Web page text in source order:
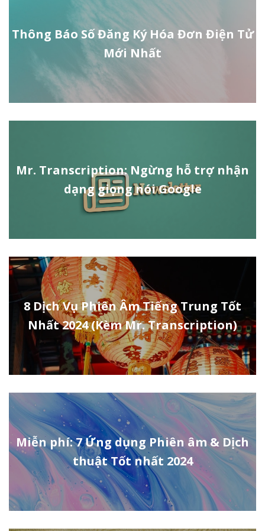
Thông Báo Số Đăng Ký Hóa Đơn Điện Tử
Mới Nhất
Mr. Transcription: Ngừng hỗ trợ nhận
dạng giọng nói Google
8 Dịch Vụ Phiên Âm Tiếng Trung Tốt
Nhất 2024 (Kèm Mr. Transcription)
Miễn phí: 7 Ứng dụng Phiên âm & Dịch
thuật Tốt nhất 2024